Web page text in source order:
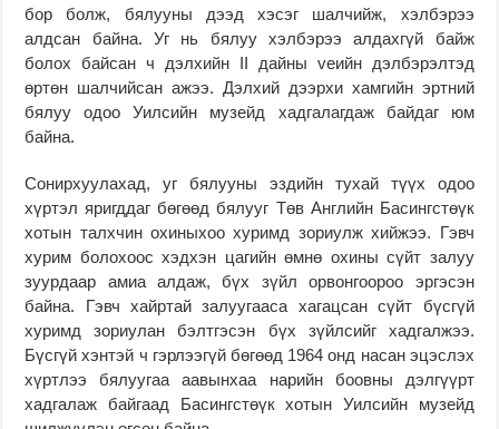
бор болж, бялууны дээд хэсэг шалчийж, хэлбэрээ
алдсан байна. Уг нь бялуу хэлбэрээ алдахгүй байж
болох байсан ч дэлхийн II дайны vеийн дэлбэрэлтэд
өртөн шалчийсан ажээ. Дэлхий дээрхи хамгийн эртний
бялуу одоо Уилсийн музейд хадгалагдаж байдаг юм
байна.
Сонирхуулахад, уг бялууны эздийн тухай түүх одоо
хүртэл яригддаг бөгөөд бялууг Төв Английн Басингстөүк
хотын талхчин охиныхоо хуримд зориулж хийжээ. Гэвч
хурим болохоос хэдхэн цагийн өмнө охины сүйт залуу
зуурдаар амиа алдаж, бүх зүйл орвонгоороо эргэсэн
байна. Гэвч хайртай залуугааса хагацсан сүйт бүсгүй
хуримд зориулан бэлтгэсэн бүх зүйлсийг хадгалжээ.
Бүсгүй хэнтэй ч гэрлээгүй бөгөөд 1964 онд насан эцэслэх
хүртлээ бялуугаа аавынхаа нарийн боовны дэлгүүрт
хадгалаж байгаад Басингстөүк хотын Уилсийн музейд